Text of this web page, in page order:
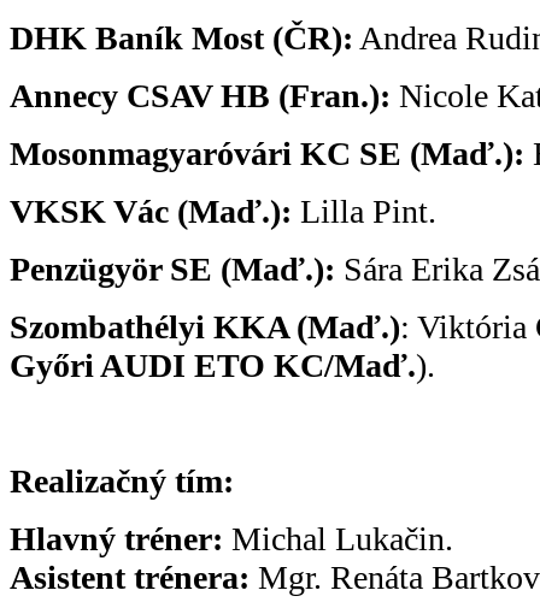
DHK Baník Most (ČR): Andrea
Annecy CSAV HB (Fran.): Nicole
Mosonmagyaróvári KC SE (Maď.):
VKSK Vác (Maď.): Lilla Pint.
Penzügyör SE (Maď.): Sára Erika
Szombathélyi KKA (Maď.): Viktória
Győri AUDI ETO KC/Maď.).
Realizačný tím:
Hlavný tréner: Michal Lukačin.
Asistent trénera: Mgr. Renáta